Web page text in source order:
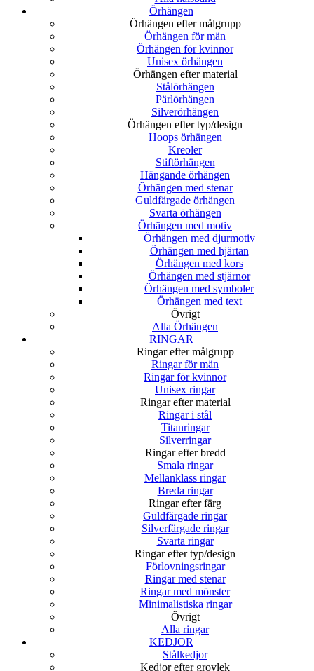
Örhängen
Örhängen efter målgrupp
Örhängen för män
Örhängen för kvinnor
Unisex örhängen
Örhängen efter material
Stålörhängen
Pärlörhängen
Silverörhängen
Örhängen efter typ/design
Hoops örhängen
Kreoler
Stiftörhängen
Hängande örhängen
Örhängen med stenar
Guldfärgade örhängen
Svarta örhängen
Örhängen med motiv
Örhängen med djurmotiv
Örhängen med hjärtan
Örhängen med kors
Örhängen med stjärnor
Örhängen med symboler
Örhängen med text
Övrigt
Alla Örhängen
RINGAR
Ringar efter målgrupp
Ringar för män
Ringar för kvinnor
Unisex ringar
Ringar efter material
Ringar i stål
Titanringar
Silverringar
Ringar efter bredd
Smala ringar
Mellanklass ringar
Breda ringar
Ringar efter färg
Guldfärgade ringar
Silverfärgade ringar
Svarta ringar
Ringar efter typ/design
Förlovningsringar
Ringar med stenar
Ringar med mönster
Minimalistiska ringar
Övrigt
Alla ringar
KEDJOR
Stålkedjor
Kedjor efter grovlek